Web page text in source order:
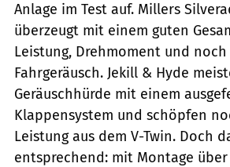
Anlage im Test auf. Millers
überzeugt mit einem guten
Leistung, Drehmoment und
Fahrgeräusch. Jekill & Hyde
Geräuschhürde mit einem
Klappensystem und schöpfen
Leistung aus dem V-Twin. Doch
entsprechend: mit Montage über